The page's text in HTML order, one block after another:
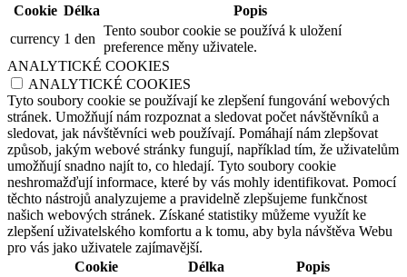
Cookie Délka
Popis
currency 1 den
Tento soubor cookie se používá k uložení
preference měny uživatele.
ANALYTICKÉ COOKIES
ANALYTICKÉ COOKIES
Tyto soubory cookie se používají ke zlepšení fungování webových
stránek. Umožňují nám rozpoznat a sledovat počet návštěvníků a
sledovat, jak návštěvníci web používají. Pomáhají nám zlepšovat
způsob, jakým webové stránky fungují, například tím, že uživatelům
umožňují snadno najít to, co hledají. Tyto soubory cookie
neshromažďují informace, které by vás mohly identifikovat. Pomocí
těchto nástrojů analyzujeme a pravidelně zlepšujeme funkčnost
našich webových stránek. Získané statistiky můžeme využít ke
zlepšení uživatelského komfortu a k tomu, aby byla návštěva Webu
pro vás jako uživatele zajímavější.
Cookie
Délka Popis